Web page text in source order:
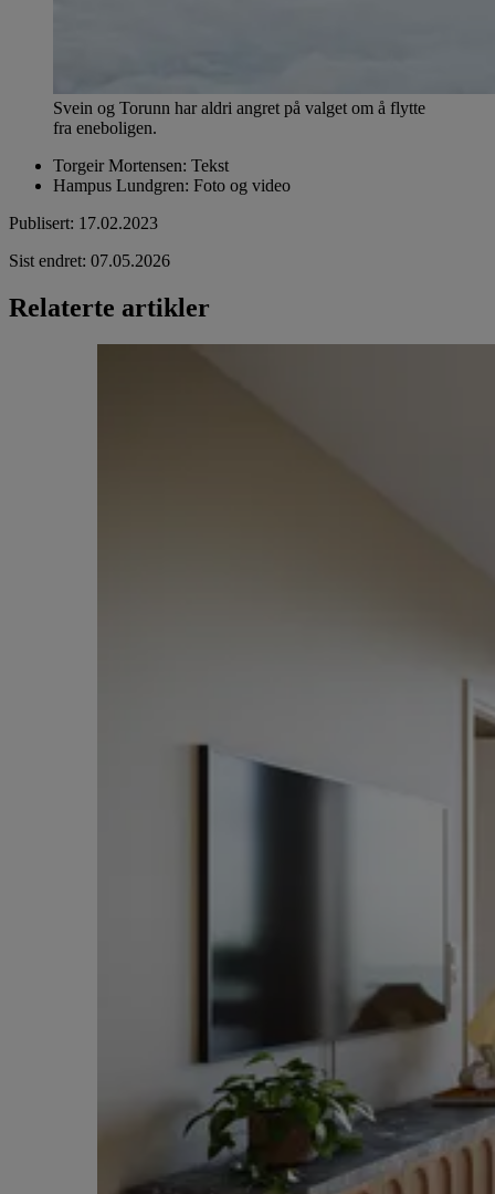
Svein og Torunn har aldri angret på valget om å flytte
fra eneboligen.
Torgeir Mortensen: Tekst
Hampus Lundgren: Foto og video
Publisert: 17.02.2023
Sist endret: 07.05.2026
Relaterte artikler